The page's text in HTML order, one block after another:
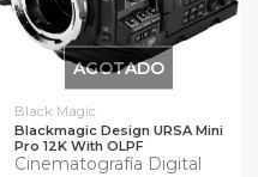
AGOTADO
Black Magic
Blackmagic Design URSA Mini
Pro 12K With OLPF
Cinematografía Digital